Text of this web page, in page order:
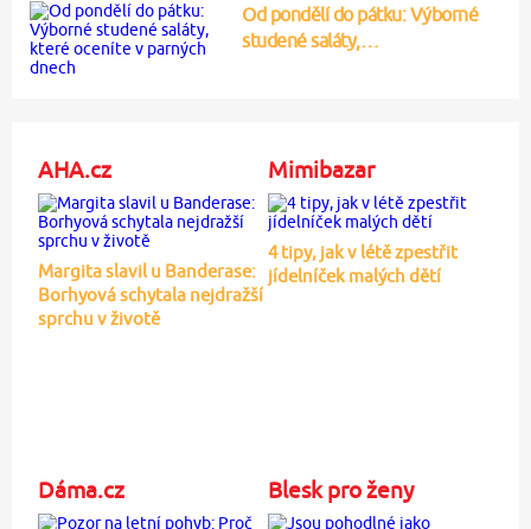
Od pondělí do pátku: Výborné
studené saláty,…
AHA.cz
Margita slavil u Banderase:
Borhyová schytala nejdražší
sprchu v životě
Mimibazar
4 tipy, jak v létě zpestřit
jídelníček malých dětí
Dáma.cz Blesk pro ženy